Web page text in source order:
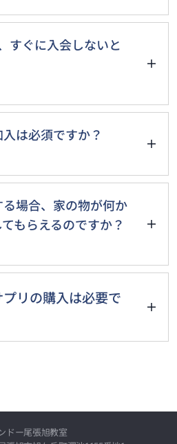
別途必要。
入済の方はご相談く
間によっては別途ご
ます。
に残る文書で「退会
さい。
き留めトークは一切
うに言っていただけ
ただきます。
すぐに入会しないと
に入会を勧誘営業す
でご安心ください。
ャンペーンや体験レ
お得な特典がありま
は必須ですか？
や事故、破損が発生
ーツ保険での対応と
ては完全に免責とさ
に既にご加入されて
ご相談ください。
場合、家の物が何か
もらえるのですか？
故などトラブルにつ
険での対応となりま
た時には
リの購入は必要で
ことはありませんの
ドー尾張旭教室